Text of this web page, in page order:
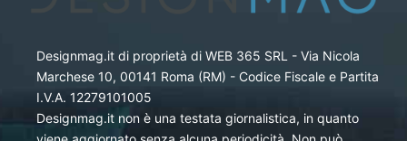
Designmag.it di proprietà di WEB 365 SRL - Via Nicola
Marchese 10, 00141 Roma (RM) - Codice Fiscale e Partita
I.V.A. 12279101005
Designmag.it non è una testata giornalistica, in quanto